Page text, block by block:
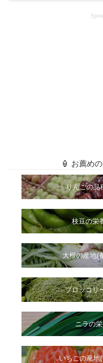
🏮 お薦め
りんごの品
枝豆の栄
大根の産地(
ブロッコリ
ニラの
いちごの産地